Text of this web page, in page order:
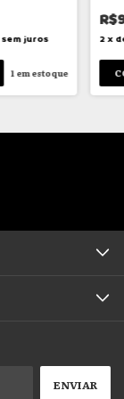
sem juros
1 em estoque
2 x